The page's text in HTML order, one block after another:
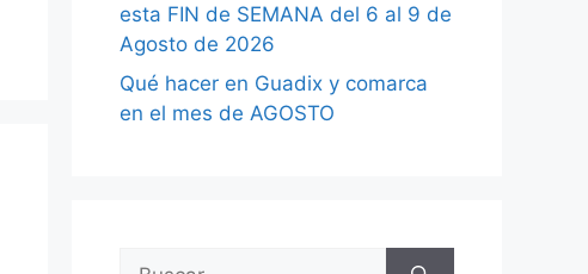
esta FIN de SEMANA del 6 al 9 de
Agosto de 2026
Qué hacer en Guadix y comarca
en el mes de AGOSTO
Buscar: